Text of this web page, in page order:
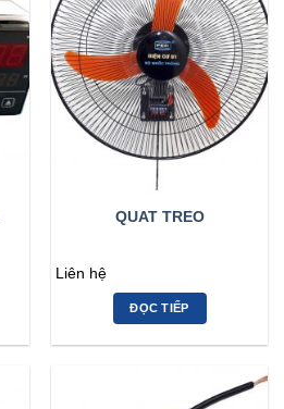
QUAT TREO
Liên hệ
ĐỌC TIẾP